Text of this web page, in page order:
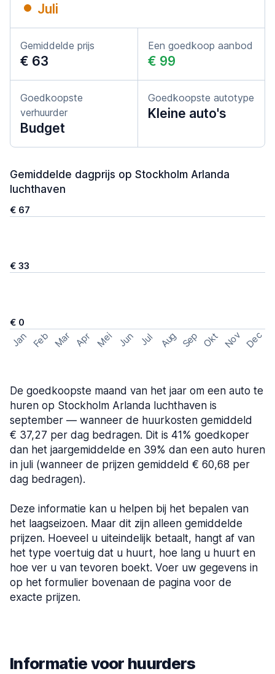
Juli
Gemiddelde prijs
€ 63
Een goedkoop aanbod
€ 99
Goedkoopste
verhuurder
Budget
Goedkoopste autotype
Kleine auto's
Gemiddelde dagprijs op Stockholm Arlanda
luchthaven
€ 67
€ 33
€ 0
Jan Feb Mar Apr Mei Jun Jul Aug Sep Okt Nov Dec
De goedkoopste maand van het jaar om een auto te
huren op Stockholm Arlanda luchthaven is
september — wanneer de huurkosten gemiddeld
€ 37,27 per dag bedragen. Dit is 41% goedkoper
dan het jaargemiddelde en 39% dan een auto huren
in juli (wanneer de prijzen gemiddeld € 60,68 per
dag bedragen).
Deze informatie kan u helpen bij het bepalen van
het laagseizoen. Maar dit zijn alleen gemiddelde
prijzen. Hoeveel u uiteindelijk betaalt, hangt af van
het type voertuig dat u huurt, hoe lang u huurt en
hoe ver u van tevoren boekt. Voer uw gegevens in
op het formulier bovenaan de pagina voor de
exacte prijzen.
Informatie voor huurders